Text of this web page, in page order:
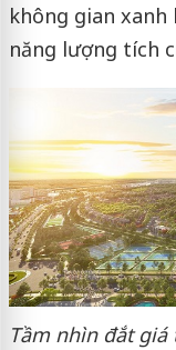
không gian
năng lượng tích
Tầm nhìn đắt